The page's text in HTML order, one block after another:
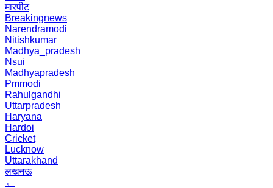
मारपीट
Breakingnews
Narendramodi
Nitishkumar
Madhya_pradesh
Nsui
Madhyapradesh
Pmmodi
Rahulgandhi
Uttarpradesh
Haryana
Hardoi
Cricket
Lucknow
Uttarakhand
लखनऊ
←